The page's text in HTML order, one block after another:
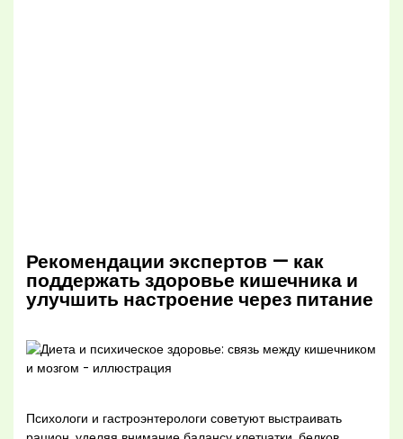
Рекомендации экспертов — как
поддержать здоровье кишечника и
улучшить настроение через питание
Психологи и гастроэнтерологи советуют выстраивать